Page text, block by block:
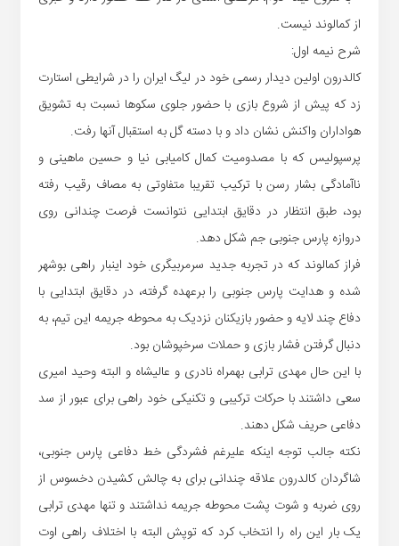
از کمالوند نیست.
شرح نیمه اول:
کالدرون اولین دیدار رسمی خود در لیگ ایران را در شرایطی استارت
زد که پیش از شروع بازی با حضور جلوی سکوها نسبت به تشویق
هواداران واکنش نشان داد و با دسته گل به استقبال آنها رفت.
پرسپولیس که با مصدومیت کمال کامیابی نیا و حسین ماهینی و
ناآمادگی بشار رسن با ترکیب تقریبا متفاوتی به مصاف رقیب رفته
بود، طبق انتظار در دقایق ابتدایی نتوانست فرصت چندانی روی
دروازه پارس جنوبی جم شکل دهد.
فراز کمالوند که در تجربه جدید سرمربیگری خود اینبار راهی بوشهر
شده و هدایت پارس جنوبی را برعهده گرفته، در دقایق ابتدایی با
دفاع چند لایه و حضور بازیکنان نزدیک به محوطه جریمه این تیم، به
دنبال گرفتن فشار بازی و حملات سرخپوشان بود.
با این حال مهدی ترابی بهمراه نادری و عالیشاه و البته وحید امیری
سعی داشتند با حرکات ترکیبی و تکنیکی خود راهی برای عبور از سد
دفاعی حریف شکل دهند.
نکته جالب توجه اینکه علیرغم فشردگی خط دفاعی پارس جنوبی،
شاگردان کالدرون علاقه چندانی برای به چالش کشیدن دخسوس از
روی ضربه و شوت پشت محوطه جریمه نداشتند و تنها مهدی ترابی
یک بار این راه را انتخاب کرد که توپش البته با اختلاف راهی اوت